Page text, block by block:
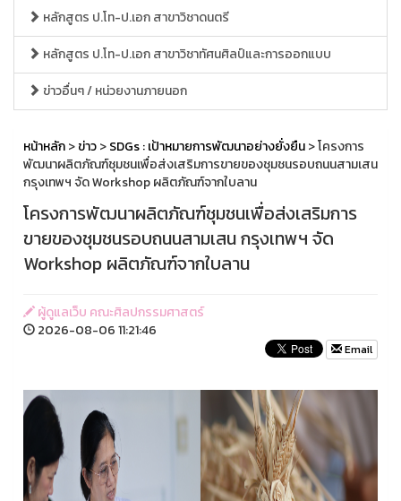
หลักสูตร ป.โท-ป.เอก สาขาวิชาดนตรี
หลักสูตร ป.โท-ป.เอก สาขาวิชาทัศนศิลป์และการออกแบบ
ข่าวอื่นๆ / หน่วยงานภายนอก
หน้าหลัก>ข่าว>SDGs : เป้าหมายการพัฒนาอย่างยั่งยืน> โครงการ
พัฒนาผลิตภัณฑ์ชุมชนเพื่อส่งเสริมการขายของชุมชนรอบถนนสามเสน
กรุงเทพฯ จัด Workshop ผลิตภัณฑ์จากใบลาน
โครงการพัฒนาผลิตภัณฑ์ชุมชนเพื่อส่งเสริมการ
ขายของชุมชนรอบถนนสามเสน กรุงเทพฯ จัด
Workshop ผลิตภัณฑ์จากใบลาน
ผู้ดูแลเว็บ คณะศิลปกรรมศาสตร์
2026-08-06 11:21:46
Email